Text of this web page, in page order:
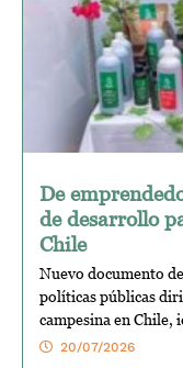
De
de desarrollo
Chile
Nuevo documento
políticas públicas
campesina en Chile,
20/07/2026